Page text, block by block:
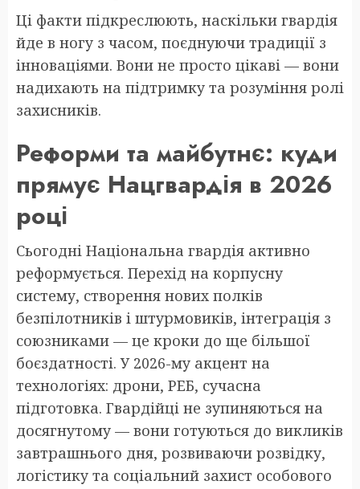
Ці факти підкреслюють, наскільки гвардія
йде в ногу з часом, поєднуючи традиції з
інноваціями. Вони не просто цікаві — вони
надихають на підтримку та розуміння ролі
захисників.
Реформи та майбутнє: куди
прямує Нацгвардія в 2026
році
Сьогодні Національна гвардія активно
реформується. Перехід на корпусну
систему, створення нових полків
безпілотників і штурмовиків, інтеграція з
союзниками — це кроки до ще більшої
боєздатності. У 2026-му акцент на
технологіях: дрони, РЕБ, сучасна
підготовка. Гвардійці не зупиняються на
досягнутому — вони готуються до викликів
завтрашнього дня, розвиваючи розвідку,
логістику та соціальний захист особового